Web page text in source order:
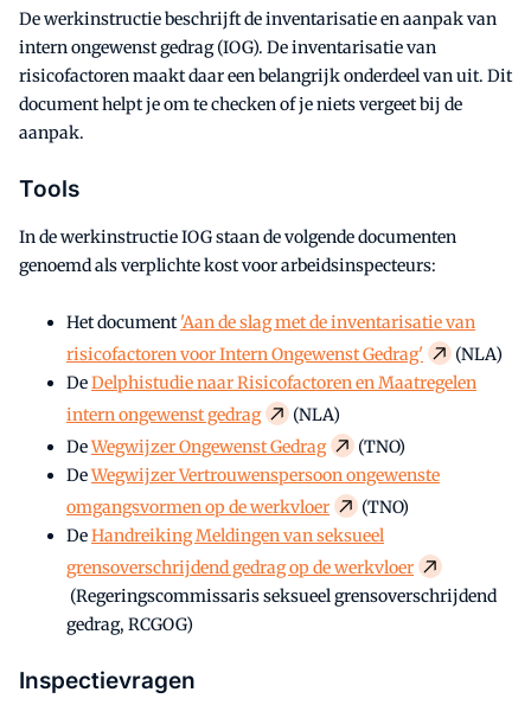
De werkinstructie beschrijft de inventarisatie en aanpak van
intern ongewenst gedrag (IOG). De inventarisatie van
risicofactoren maakt daar een belangrijk onderdeel van uit. Dit
document helpt je om te checken of je niets vergeet bij de
aanpak.
Tools
In de werkinstructie IOG staan de volgende documenten
genoemd als verplichte kost voor arbeidsinspecteurs:
Het document 'Aan de slag met de inventarisatie van
risicofactoren voor Intern Ongewenst Gedrag'
(NLA)
DeDelphistudie naar Risicofactoren en Maatregelen
intern ongewenst gedrag
(NLA)
DeWegwijzer Ongewenst Gedrag
(TNO)
DeWegwijzer Vertrouwenspersoon ongewenste
omgangsvormen op de werkvloer
(TNO)
DeHandreiking Meldingen van seksueel
grensoverschrijdend gedrag op de werkvloer
(Regeringscommissaris seksueel grensoverschrijdend
gedrag, RCGOG)
Inspectievragen